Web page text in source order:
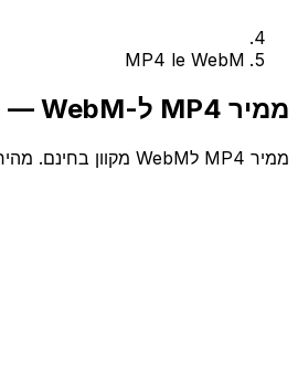
MP4 le WebM
ממיר MP4 ל-WebM — המרה מקוונת בחינם
ממיר MP4 לWebM מקוון בחינם. מהיר, מאובטח, אין צורך בהרשמה.